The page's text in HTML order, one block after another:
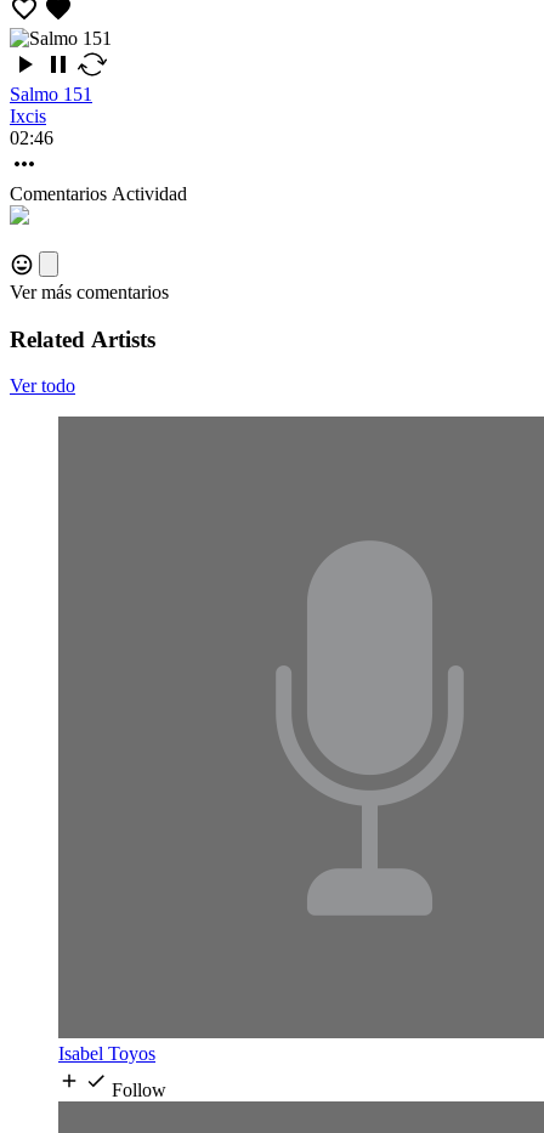
Salmo 151
Ixcis
02:46
Comentarios Actividad
Ver más comentarios
Related Artists
Ver todo
Isabel Toyos
Follow